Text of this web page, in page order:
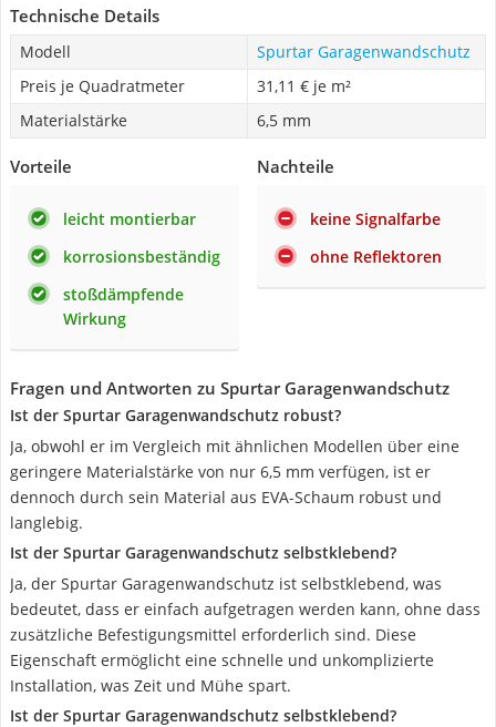
Technische Details
Modell
Spurtar Garagenwandschutz
Preis je Quadratmeter
31,11 € je m²
Materialstärke
6,5 mm
Vorteile
leicht montierbar
korrosionsbeständig
stoßdämpfende
Wirkung
Nachteile
keine Signalfarbe
ohne Reflektoren
Fragen und Antworten zu Spurtar Garagenwandschutz
Ist der Spurtar Garagenwandschutz robust?
Ja, obwohl er im Vergleich mit ähnlichen Modellen über eine
geringere Materialstärke von nur 6,5 mm verfügen, ist er
dennoch durch sein Material aus EVA-Schaum robust und
langlebig.
Ist der Spurtar Garagenwandschutz selbstklebend?
Ja, der Spurtar Garagenwandschutz ist selbstklebend, was
bedeutet, dass er einfach aufgetragen werden kann, ohne dass
zusätzliche Befestigungsmittel erforderlich sind. Diese
Eigenschaft ermöglicht eine schnelle und unkomplizierte
Installation, was Zeit und Mühe spart.
Ist der Spurtar Garagenwandschutz selbstklebend?